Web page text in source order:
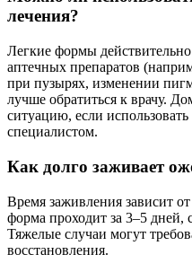
лечения?
Легкие формы
аптечных препаратов
при пузырях, изменении
лучше обратиться к врачу.
ситуацию, если
специалистом.
Как долго заживает
Время заживления зависит
форма проходит за 3–5 дней,
Тяжелые случаи могут
восстановления.